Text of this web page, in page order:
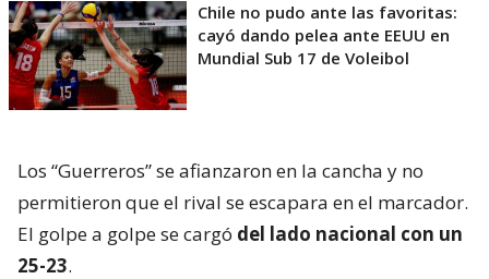
Chile no pudo ante las favoritas:
cayó dando pelea ante EEUU en
Mundial Sub 17 de Voleibol
Los “Guerreros” se afianzaron en la cancha y no
permitieron que el rival se escapara en el marcador.
El golpe a golpe se cargó del lado nacional con un
25-23.